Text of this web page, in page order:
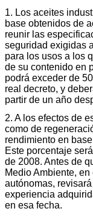
1. Los aceites
base obtenidos de
reunir las
seguridad exigidas
para los usos a los
de su contenido en
podrá exceder de
real decreto, y
partir de un año
2. A los efectos de
como de
rendimiento en
Este porcentaje
de 2008. Antes de
Medio Ambiente,
autónomas,
experiencia
en esa fecha.